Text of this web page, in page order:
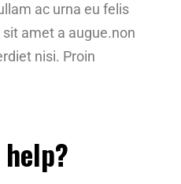
ac urna eu felis
amet a augue.non
nisi. Proin